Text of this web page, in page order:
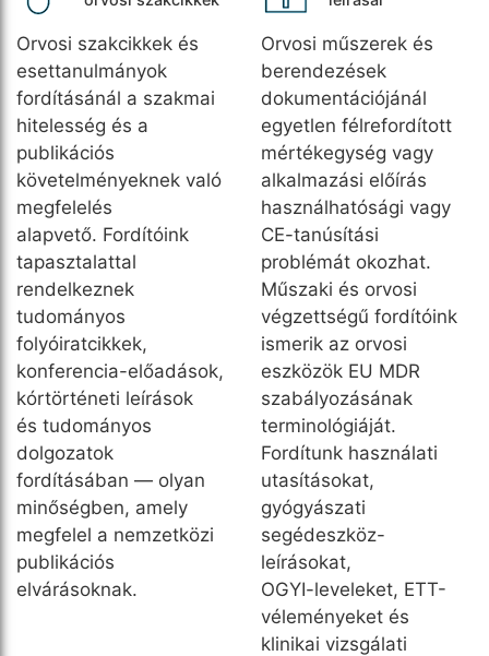
Orvosi szakcikkek és
esettanulmányok
fordításánál a szakmai
hitelesség és a
publikációs
követelményeknek való
megfelelés
alapvető. Fordítóink
tapasztalattal
rendelkeznek
tudományos
folyóiratcikkek,
konferencia-előadások,
kórtörténeti leírások
és tudományos
dolgozatok
fordításában — olyan
minőségben, amely
megfelel a nemzetközi
publikációs
elvárásoknak.
Orvosi műszerek és
berendezések
dokumentációjánál
egyetlen félrefordított
mértékegység vagy
alkalmazási előírás
használhatósági vagy
CE-tanúsítási
problémát okozhat.
Műszaki és orvosi
végzettségű fordítóink
ismerik az orvosi
eszközök EU MDR
szabályozásának
terminológiáját.
Fordítunk használati
utasításokat,
gyógyászati
segédeszköz-
leírásokat,
OGYI-leveleket, ETT-
véleményeket és
klinikai vizsgálati